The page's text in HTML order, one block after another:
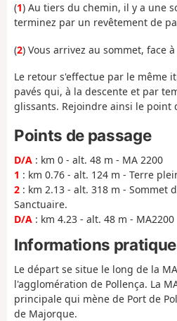
(1) Au tiers du chemin, il y a une
terminez par un revêtement de
(2) Vous arrivez au sommet, face
Le retour s'effectue par le même
pavés qui, à la descente et par
glissants. Rejoindre ainsi le point
Points de passage
D/A : km 0 - alt. 48 m - MA 2200
1 : km 0.76 - alt. 124 m - Terre
2 : km 2.13 - alt. 318 m - Sommet
Sanctuaire.
D/A : km 4.23 - alt. 48 m - MA2200
Informations
Le départ se situe le long de la
l'agglomération de Pollença. La
principale qui mène de Port de
de Majorque.